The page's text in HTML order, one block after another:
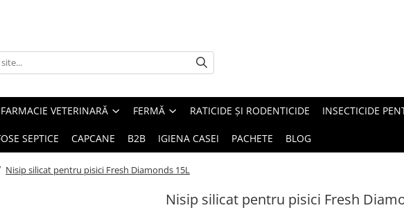
FARMACIE VETERINARĂ FERMĂ RATICIDE ȘI RODENTICIDE INSECTICIDE
SEPTICE CAPCANE B2B IGIENA CASEI PACHETE BLOG
Nisip silicat pentru pisici Fresh Diamonds 15L
Nisip silicat pentru pisici Fresh